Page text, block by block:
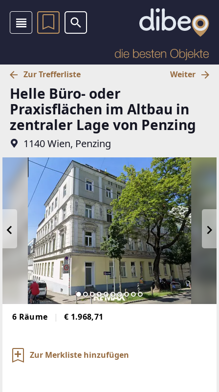
Zur Trefferliste Weiter
Helle Büro- oder
Praxisflächen im Altbau in
zentraler Lage von Penzing
1140 Wien, Penzing
6 Räume € 1.968,71
Zur Merkliste hinzufügen